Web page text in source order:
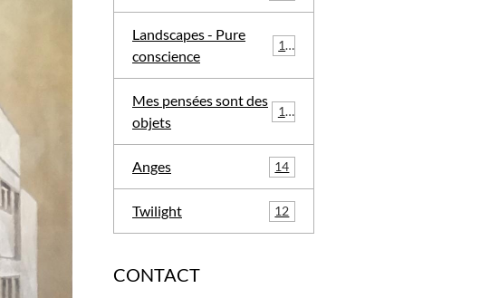
Landscapes - Pure
conscience
16
Mes pensées sont des
objets
12
Anges 14
Twilight 12
CONTACT